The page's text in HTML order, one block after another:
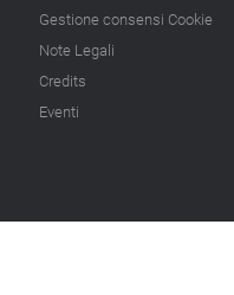
Gestione consensi Cookie
Note Legali
Credits
Eventi